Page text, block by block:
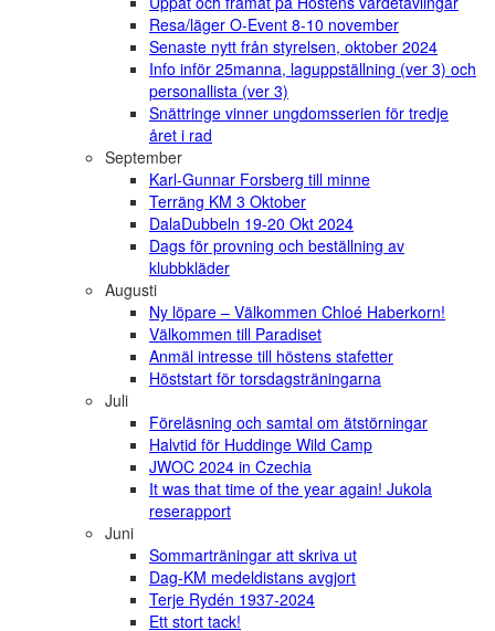
Resa/läger O-Event 8-10 november
Senaste nytt från styrelsen, oktober 2024
Info inför 25manna, laguppställning (ver 3) och
personallista (ver 3)
Snättringe vinner ungdomsserien för tredje
året i rad
September
Karl-Gunnar Forsberg till minne
Terräng KM 3 Oktober
DalaDubbeln 19-20 Okt 2024
Dags för provning och beställning av
klubbkläder
Augusti
Ny löpare – Välkommen Chloé Haberkorn!
Välkommen till Paradiset
Anmäl intresse till höstens stafetter
Höststart för torsdagsträningarna
Juli
Föreläsning och samtal om ätstörningar
Halvtid för Huddinge Wild Camp
JWOC 2024 in Czechia
It was that time of the year again! Jukola
reserapport
Juni
Sommarträningar att skriva ut
Dag-KM medeldistans avgjort
Terje Rydén 1937-2024
Ett stort tack!